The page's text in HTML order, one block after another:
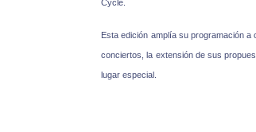
Cycle.
Esta edición amplía su programación
conciertos, la extensión de sus
lugar especial.